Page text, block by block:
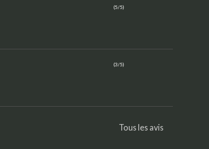
(5/5)
(3/5)
Tous les avis